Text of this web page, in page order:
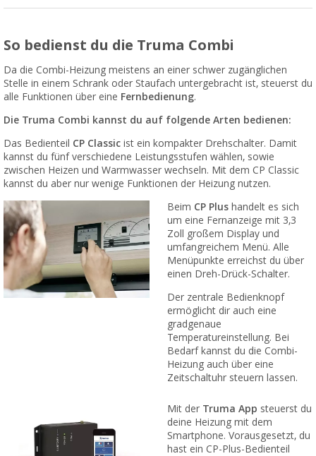
So bedienst du die Truma Combi
Da die Combi-Heizung meistens an einer schwer zugänglichen
Stelle in einem Schrank oder Staufach untergebracht ist, steuerst du
alle Funktionen über eine Fernbedienung.
Die Truma Combi kannst du auf folgende Arten bedienen:
Das Bedienteil CP Classic ist ein kompakter Drehschalter. Damit
kannst du fünf verschiedene Leistungsstufen wählen, sowie
zwischen Heizen und Warmwasser wechseln. Mit dem CP Classic
kannst du aber nur wenige Funktionen der Heizung nutzen.
Beim CP Plushandelt es sich
um eine Fernanzeige mit 3,3
Zoll großem Display und
umfangreichem Menü. Alle
Menüpunkte erreichst du über
einen Dreh-Drück-Schalter.
Der zentrale Bedienknopf
ermöglicht dir auch eine
gradgenaue
Temperatureinstellung. Bei
Bedarf kannst du die Combi-
Heizung auch über eine
Zeitschaltuhr steuern lassen.
Mit der Truma App steuerst du
deine Heizung mit dem
Smartphone. Vorausgesetzt, du
hast ein CP-Plus-Bedienteil